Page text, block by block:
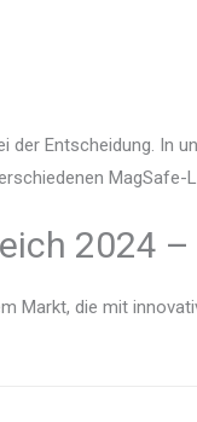
Entscheidung. In
MagSafe-
2024
Markt, die mit